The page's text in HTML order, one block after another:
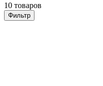
10 товаров
Фильтр